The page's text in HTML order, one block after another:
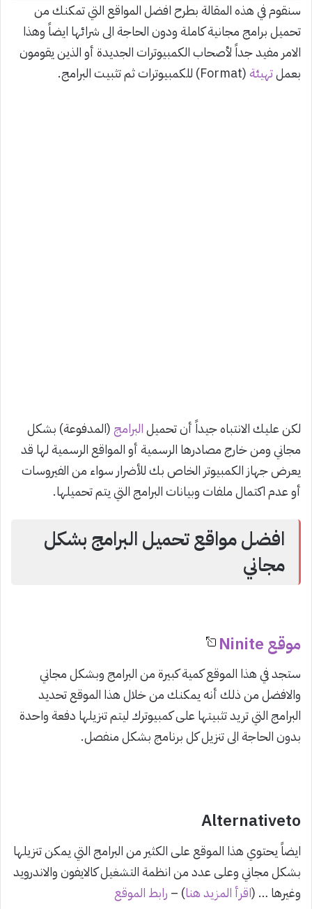
سنقوم في هذه المقالة بطرح افضل المواقع التي تمكنك من
تحميل برامج مجانية كاملة ودون الحاجة الى شرائها ايضاً وهذا
الامر مفيد جداً لأصحاب الكمبيوترات الجديدة أو الذين يقومون
بعملتهيئة(Format) للكمبيوترات ثم تثبيت البرامج.
لكن عليك الانتباه جيداً أن تحميلالبرامج(المدفوعة) بشكل
مجاني ومن خارج مصادرها الرسمية أو المواقع الرسمية لها قد
يعرض جهاز الكمبيوتر الخاص بك للأضرار سواء من الفيروسات
أو عدم اكتمال ملفات وبيانات البرامج التي يتم تحميلها.
افضل مواقع تحميل البرامج بشكل
مجاني
موقع Ninite
ستجد في هذا الموقع كمية كبيرة من البرامج وبشكل مجاني
والافضل من ذلك أنه يمكنك من خلال هذا الموقع تحديد
البرامج التي تريد تثبيتها على كمبيوترك ليتم تنزيلها دفعة واحدة
بدون الحاجة الى تنزيل كل برنامج بشكل منفصل.
Alternativeto
ايضاً يحتوي هذا الموقع على الكثير من البرامج التي يمكن تنزيلها
بشكل مجاني وعلى عدد من انظمة التشغيل كالايفون والاندرويد
وغيرها … (اقرأ المزيد هنا) – رابط الموقع